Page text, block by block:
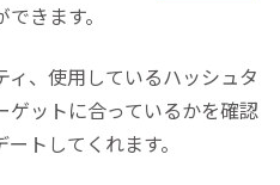
きます。
、使用しているハッシュタ
ットに合っているかを確認
トしてくれます。